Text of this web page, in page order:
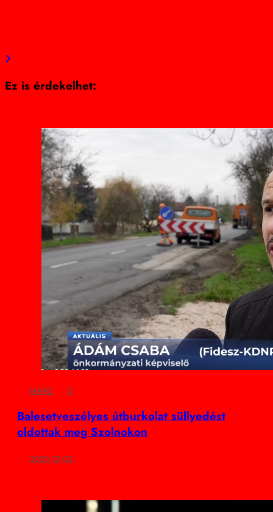
Ez is érdekelhet:
NA90 0
Balesetveszélyes útburkolat süllyedést
oldottak meg Szolnokon
2025.12.03.